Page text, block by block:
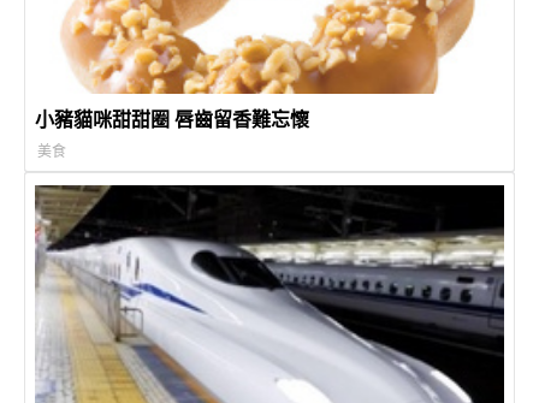
小豬貓咪甜甜圈 唇齒留香難忘懷
美食